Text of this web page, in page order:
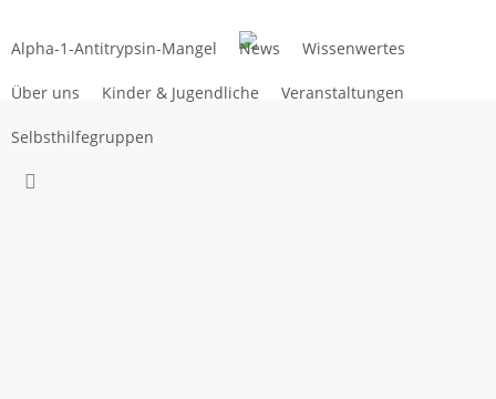
Hauptinhalt
Alpha-1-Antitrypsin-Mangel News Wissenwertes
Über uns Kinder & Jugendliche Veranstaltungen
Selbsthilfegruppen